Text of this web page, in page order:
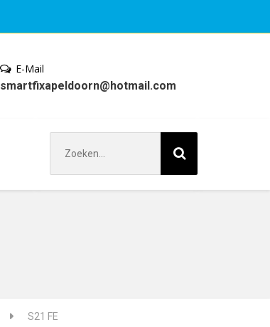
E-Mail
smartfixapeldoorn@hotmail.com
naar:
S21 FE